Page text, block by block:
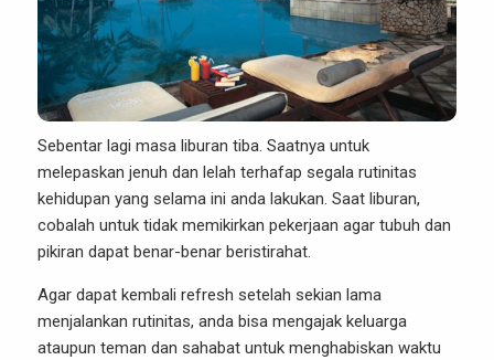
Sebentar lagi masa liburan tiba. Saatnya untuk
melepaskan jenuh dan lelah terhafap segala rutinitas
kehidupan yang selama ini anda lakukan. Saat liburan,
cobalah untuk tidak memikirkan pekerjaan agar tubuh dan
pikiran dapat benar-benar beristirahat.
Agar dapat kembali refresh setelah sekian lama
menjalankan rutinitas, anda bisa mengajak keluarga
ataupun teman dan sahabat untuk menghabiskan waktu